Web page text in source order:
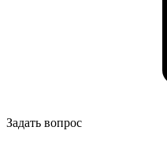
Задать вопрос